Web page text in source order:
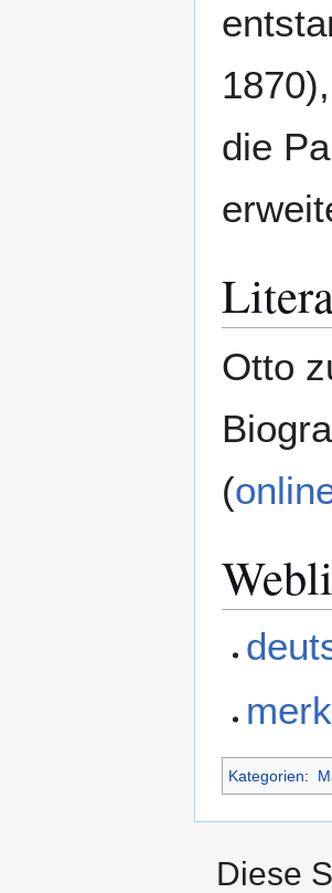
die
Otto
(
Kategorien:
Diese